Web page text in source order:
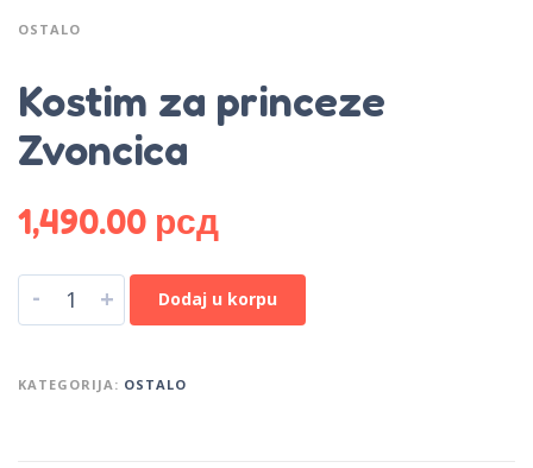
OSTALO
Kostim za princeze
Zvoncica
1,490.00 рсд
- + Dodaj u korpu
KATEGORIJA: OSTALO